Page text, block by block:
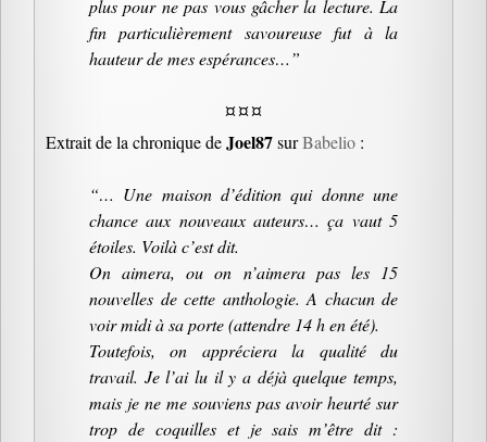
plus pour ne pas vous gâcher la lecture. La
fin particulièrement savoureuse fut à la
hauteur de mes espérances…”
¤ ¤ ¤
Extrait de la chronique deJoel87surBabelio :
“… Une maison d’édition qui donne une
chance aux nouveaux auteurs… ça vaut 5
étoiles. Voilà c’est dit.
On aimera, ou on n’aimera pas les 15
nouvelles de cette anthologie. A chacun de
voir midi à sa porte (attendre 14 h en été).
Toutefois, on appréciera la qualité du
travail. Je l’ai lu il y a déjà quelque temps,
mais je ne me souviens pas avoir heurté sur
trop de coquilles et je sais m’être dit :